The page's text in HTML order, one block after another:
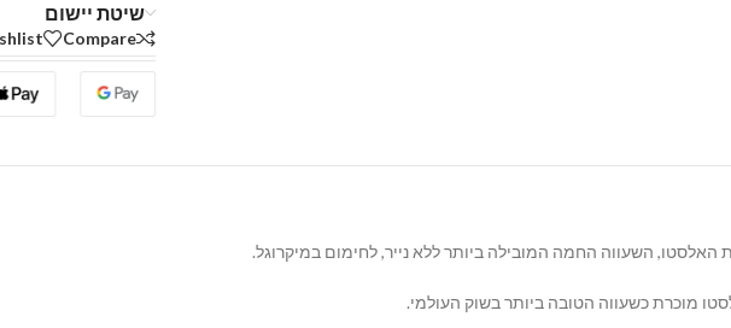
שיטת יישום
Compare
האלסטו, השעווה החמה המובילה ביותר ללא נייר, לחימום במיקרוגל.
מוכרת כשעווה הטובה ביותר בשוק העולמי.